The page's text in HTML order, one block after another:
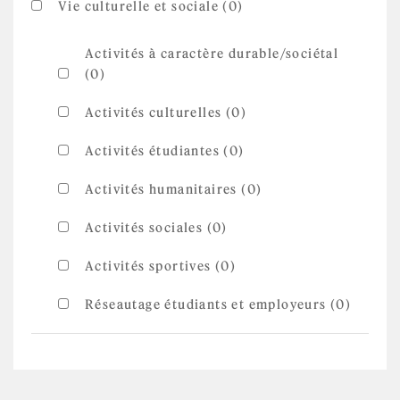
Vie culturelle et sociale (0)
Activités à caractère durable/sociétal
(0)
Activités culturelles (0)
Activités étudiantes (0)
Activités humanitaires (0)
Activités sociales (0)
Activités sportives (0)
Réseautage étudiants et employeurs (0)